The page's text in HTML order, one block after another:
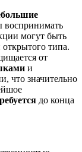
воспринимать
могут быть
открытого типа.
от
и
что значительно
до конца